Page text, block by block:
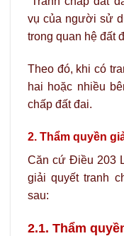
vụ của người sử
trong quan hệ đất
Theo đó, khi có
hai hoặc nhiều
chấp đất đai.
2. Thẩm quyền
Căn cứ Điều 203
giải quyết tranh
sau:
2.1. Thẩm